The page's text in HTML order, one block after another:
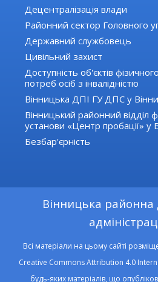
Децентралізація влади
Районний сектор Головного
Державний службовець
Цивільний захист
Доступність об'єктів
потреб осіб з інвалідністю
Вінницька ДПІ ГУ ДПС у
Вінницький районний відділ
установи «Центр пробації» у
Безбар'єрність
Вінницька
Всі матеріали на цьому сайті
Creative Commons Attribution 4.0
будь-яких матеріалів, що